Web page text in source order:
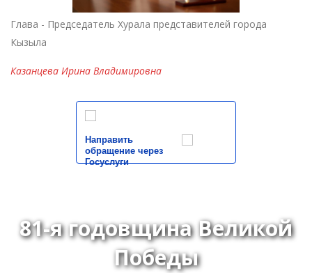
Глава - Председатель Хурала представителей города
Кызыла
Казанцева Ирина Владимировна
Направить
обращение через
Госуслуги
81-я годовщина Великой
Победы